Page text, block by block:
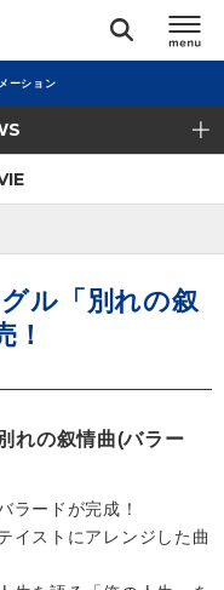
ーション
ル「別れの叙
！
れの叙情曲(バラー
ラードが完成！
イストにアレンジした曲